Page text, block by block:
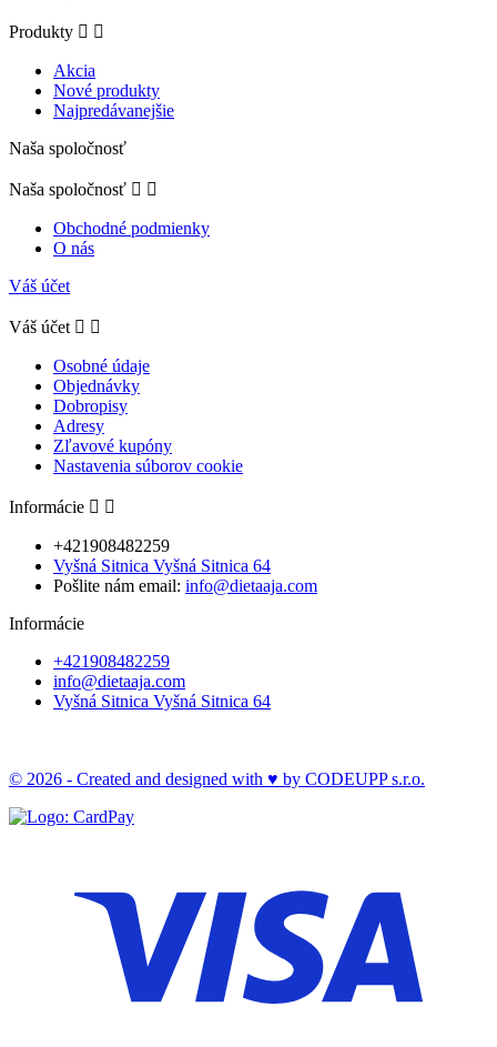
Produkty  
Akcia
Nové produkty
Najpredávanejšie
Naša spoločnosť
Naša spoločnosť  
Obchodné podmienky
O nás
Váš účet
Váš účet  
Osobné údaje
Objednávky
Dobropisy
Adresy
Zľavové kupóny
Nastavenia súborov cookie
Informácie  
+421908482259
Vyšná Sitnica Vyšná Sitnica 64
Pošlite nám email: info@dietaaja.com
Informácie
+421908482259
info@dietaaja.com
Vyšná Sitnica Vyšná Sitnica 64
© 2026 - Created and designed with ♥ by CODEUPP s.r.o.